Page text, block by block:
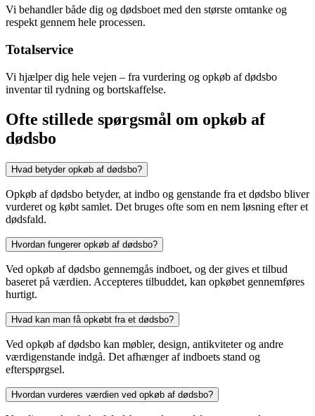
Vi behandler både dig og dødsboet med den største omtanke og
respekt gennem hele processen.
Totalservice
Vi hjælper dig hele vejen – fra vurdering og opkøb af dødsbo
inventar til rydning og bortskaffelse.
Ofte stillede spørgsmål om opkøb af
dødsbo
Hvad betyder opkøb af dødsbo?
Opkøb af dødsbo betyder, at indbo og genstande fra et dødsbo bliver
vurderet og købt samlet. Det bruges ofte som en nem løsning efter et
dødsfald.
Hvordan fungerer opkøb af dødsbo?
Ved opkøb af dødsbo gennemgås indboet, og der gives et tilbud
baseret på værdien. Accepteres tilbuddet, kan opkøbet gennemføres
hurtigt.
Hvad kan man få opkøbt fra et dødsbo?
Ved opkøb af dødsbo kan møbler, design, antikviteter og andre
værdigenstande indgå. Det afhænger af indboets stand og
efterspørgsel.
Hvordan vurderes værdien ved opkøb af dødsbo?